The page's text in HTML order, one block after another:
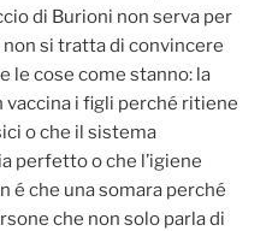
di Burioni non serva per
si tratta di convincere
le cose come stanno: la
i figli perché ritiene
o che il sistema
perfetto o che l’igiene
é che una somara perché
che non solo parla di